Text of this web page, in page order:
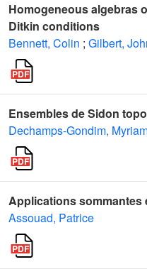
Homogeneous algebras
Ditkin conditions
Bennett, Colin ; Gilbert,
Ensembles de Sidon
Dechamps-Gondim,
Applications sommantes
Assouad, Patrice